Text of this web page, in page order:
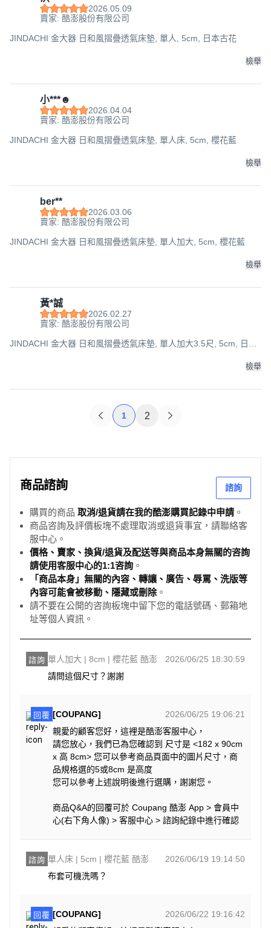
2026.05.09
賣家: 酷澎股份有限公司
JINDACHI 金大器 日和風摺疊透氣床墊, 單人, 5cm, 日本古花
檢舉
小***☻
2026.04.04
賣家: 酷澎股份有限公司
JINDACHI 金大器 日和風摺疊透氣床墊, 單人床, 5cm, 櫻花藍
檢舉
ber**
2026.03.06
賣家: 酷澎股份有限公司
JINDACHI 金大器 日和風摺疊透氣床墊, 單人加大, 5cm, 櫻花藍
檢舉
黃*誠
2026.02.27
賣家: 酷澎股份有限公司
JINDACHI 金大器 日和風摺疊透氣床墊, 單人加大3.5尺, 5cm, 日本
檢舉
1 2
商品諮詢 諮詢
購買的商品 取消/退貨請在我的酷澎購買記錄中申請 。
商品咨詢及評價板塊不處理取消或退貨事宜，請聯絡客
服中心。
價格、賣家、換貨/退貨及配送等與商品本身無關的咨詢
請使用客服中心的1:1咨詢 。
「商品本身」無關的內容、轉讓、廣告、辱罵、洗版等
內容可能會被移動、隱藏或刪除。
請不要在公開的咨詢板塊中留下您的電話號碼、郵箱地
址等個人資訊。
諮詢 單人加大 | 8cm | 櫻花藍 酷澎
2026/06/25 18:30:59
請問這個尺寸？謝謝
回覆 [COUPANG]
2026/06/25 19:06:21
親愛的顧客您好，這裡是酷澎客服中心，
請您放心，我們已為您確認到 尺寸是 <182 x 90cm
x 高 8cm> 您可以參考商品頁面中的圖片尺寸，商
品規格選的5或8cm 是高度
您可以參考上述說明後進行選購，謝謝您。
商品Q&A的回覆可於 Coupang 酷澎 App > 會員中
心(右下角人像) > 客服中心 > 諮詢紀錄中進行確認
諮詢 單人床 | 5cm | 櫻花藍 酷澎
2026/06/19 19:14:50
布套可機洗嗎？
回覆 [COUPANG]
2026/06/22 19:16:42